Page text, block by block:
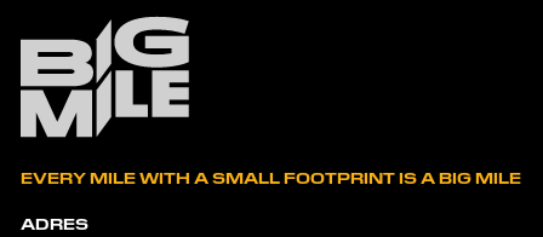
EVERY MILE WITH A SMALL FOOTPRINT IS A BIG MILE
ADRES